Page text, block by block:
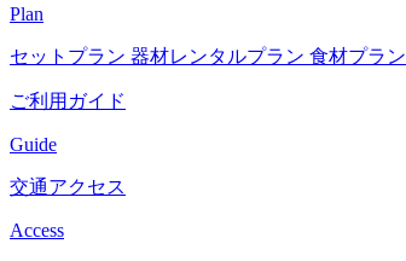
Plan
セットプラン 器材レンタルプラン 食材プラン
ご利用ガイド
Guide
交通アクセス
Access